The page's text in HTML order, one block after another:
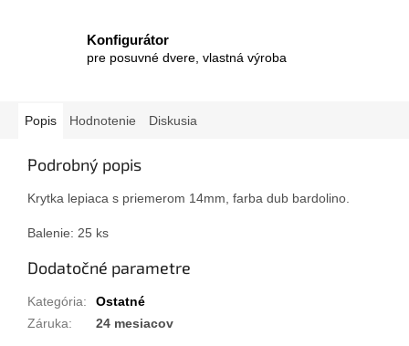
Konfigurátor
pre posuvné dvere, vlastná výroba
Popis Hodnotenie Diskusia
Podrobný popis
Krytka lepiaca s priemerom 14mm, farba dub bardolino.
Balenie: 25 ks
Dodatočné parametre
Kategória:
Ostatné
Záruka: 24 mesiacov